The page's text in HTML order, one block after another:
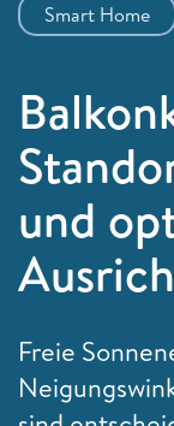
Smart Home
und
Freie